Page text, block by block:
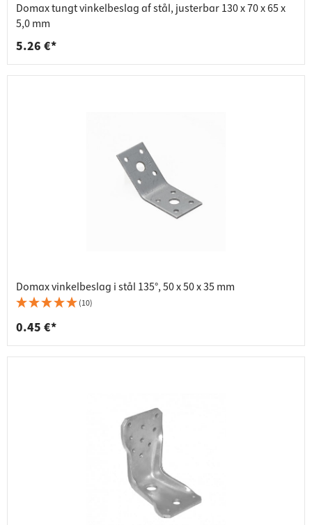
Domax tungt vinkelbeslag af stål, justerbar 130 x 70 x 65 x
5,0 mm
5.26 €*
Domax vinkelbeslag i stål 135°, 50 x 50 x 35 mm
(10)
0.45 €*